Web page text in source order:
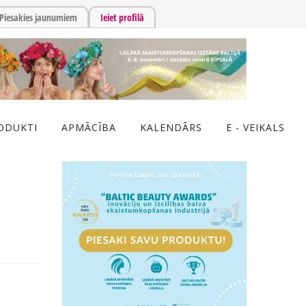
Piesakies jaunumiem Ieiet profilā
APMĀCĪBA KALENDĀRS E - VEIKALS